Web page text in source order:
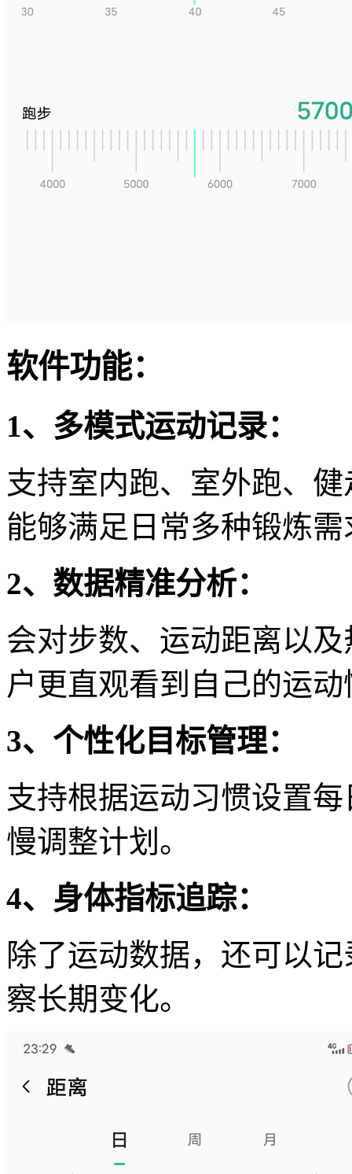
软件功能：
1、多模式运动记录：
支持室内跑、室外跑、
能够满足日常多种锻炼需
2、数据精准分析：
会对步数、运动距离以
户更直观看到自己的运
3、个性化目标管理：
支持根据运动习惯设置
慢调整计划。
4、身体指标追踪：
除了运动数据，还可以
察长期变化。